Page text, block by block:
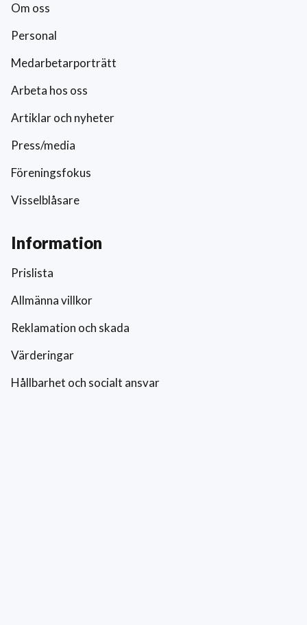
Om oss
Personal
Medarbetarporträtt
Arbeta hos oss
Artiklar och nyheter
Press/media
Föreningsfokus
Visselblåsare
Information
Prislista
Allmänna villkor
Reklamation och skada
Värderingar
Hållbarhet och socialt ansvar